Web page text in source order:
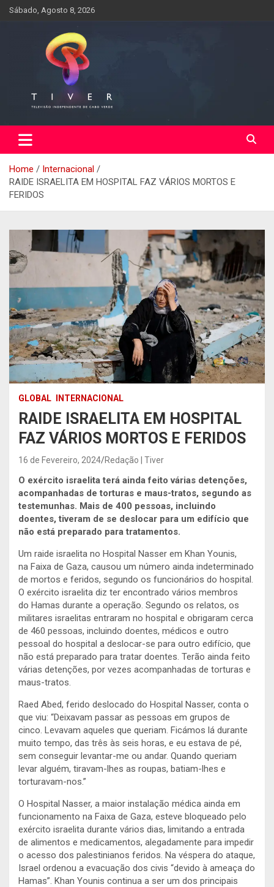
SkipSábado, Agosto 8, 2026
Home
Internacional
RAIDE ISRAELITA EM HOSPITAL FAZ VÁRIOS MORTOS E
FERIDOS
GLOBAL INTERNACIONAL
RAIDE ISRAELITA EM HOSPITAL
FAZ VÁRIOS MORTOS E FERIDOS
16 de Fevereiro, 2024 Redação | Tiver
O exército israelita terá ainda feito várias detenções,
acompanhadas de torturas e maus-tratos, segundo as
testemunhas. Mais de 400 pessoas, incluindo
doentes, tiveram de se deslocar para um edifício que
não está preparado para tratamentos.
Um raide israelita no Hospital Nasser em Khan Younis,
na Faixa de Gaza, causou um número ainda indeterminado
de mortos e feridos, segundo os funcionários do hospital.
O exército israelita diz ter encontrado vários membros
do Hamas durante a operação. Segundo os relatos, os
militares israelitas entraram no hospital e obrigaram cerca
de 460 pessoas, incluindo doentes, médicos e outro
pessoal do hospital a deslocar-se para outro edifício, que
não está preparado para tratar doentes. Terão ainda feito
várias detenções, por vezes acompanhadas de torturas e
maus-tratos.
Raed Abed, ferido deslocado do Hospital Nasser, conta o
que viu: “Deixavam passar as pessoas em grupos de
cinco. Levavam aqueles que queriam. Ficámos lá durante
muito tempo, das três às seis horas, e eu estava de pé,
sem conseguir levantar-me ou andar. Quando queriam
levar alguém, tiravam-lhes as roupas, batiam-lhes e
torturavam-nos.”
O Hospital Nasser, a maior instalação médica ainda em
funcionamento na Faixa de Gaza, esteve bloqueado pelo
exército israelita durante vários dias, limitando a entrada
de alimentos e medicamentos, alegadamente para impedir
o acesso dos palestinianos feridos. Na véspera do ataque,
Israel ordenou a evacuação dos civis “devido à ameaça do
Hamas”. Khan Younis continua a ser um dos principais